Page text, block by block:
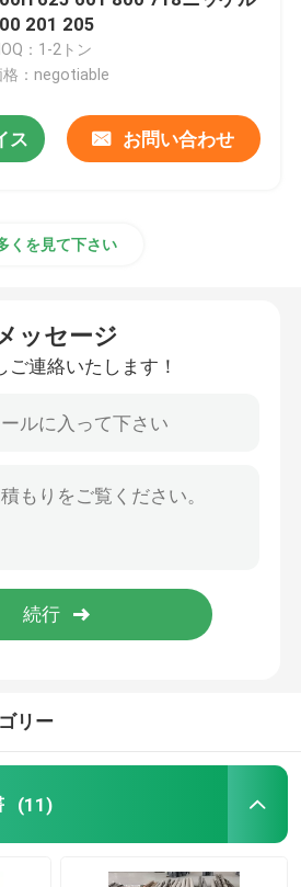
201 205
：1-2トン
格：negotiable
ス お問い合わせ
くを見て下さい
ッセージ
ご連絡いたします！
リー
(11)